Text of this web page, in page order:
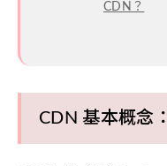
CDN？
CDN 基本概念